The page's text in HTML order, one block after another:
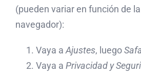
(pueden variar en función de
navegador):
Vaya a Ajustes, luego
Vaya a Privacidad y